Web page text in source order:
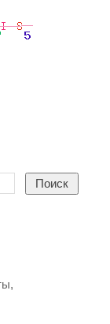
Поиск